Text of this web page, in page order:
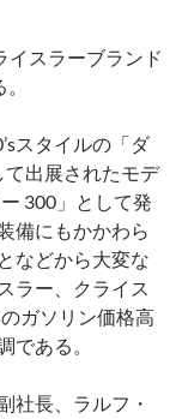
イスラーブランド
スタイルの「ダ
出展されたモデ
300」として発
備にもかかわら
などから大変な
ラー、クライス
ガソリン価格高
である。
社長、ラルフ・